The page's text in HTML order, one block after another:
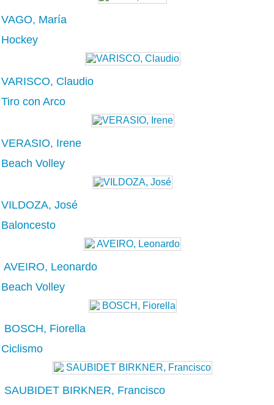
VAGO, María
Hockey
VARISCO, Claudio
Tiro con Arco
VERASIO, Irene
Beach Volley
VILDOZA, José
Baloncesto
AVEIRO, Leonardo
Beach Volley
BOSCH, Fiorella
Ciclismo
SAUBIDET BIRKNER, Francisco